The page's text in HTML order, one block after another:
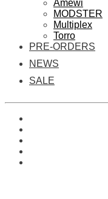
Amewi
MODSTER
Multiplex
Torro
PRE-ORDERS
NEWS
SALE